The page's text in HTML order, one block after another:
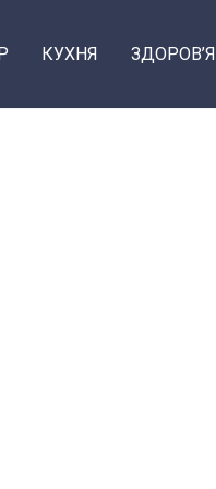
КУХНЯ ЗДОРОВ’Я